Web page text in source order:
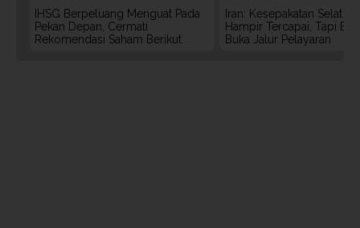
IHSG Berpeluang Menguat Pada
Pekan Depan, Cermati
Rekomendasi Saham Berikut
Iran: Kesepakatan Selat
Hampir Tercapai, Tapi
Buka Jalur Pelayaran